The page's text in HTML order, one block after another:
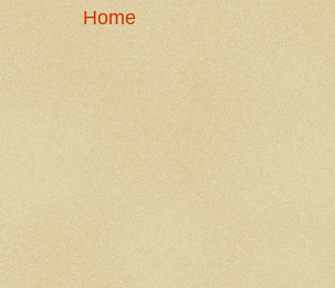
Home